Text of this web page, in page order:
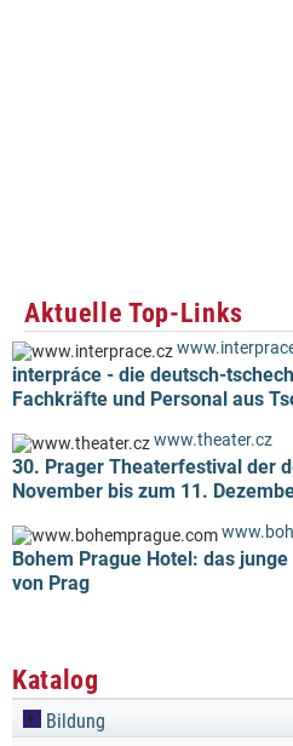
Aktuelle Top-Links
interpráce - die deutsch-
Fachkräfte und Personal aus
www.theater.cz
30. Prager Theaterfestival der
November bis zum 11.
Bohem Prague Hotel: das
von Prag
Katalog
Bildung